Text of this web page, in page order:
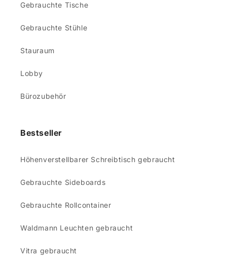
Gebrauchte Tische
Gebrauchte Stühle
Stauraum
Lobby
Bürozubehör
Bestseller
Höhenverstellbarer Schreibtisch gebraucht
Gebrauchte Sideboards
Gebrauchte Rollcontainer
Waldmann Leuchten gebraucht
Vitra gebraucht